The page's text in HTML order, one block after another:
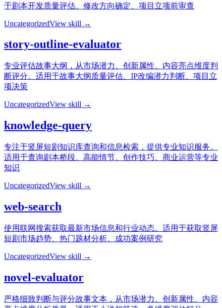
于剧本开发质量评估、修改方向确定、项目立项前审查
UncategorizedView skill →
story-outline-evaluator
专业评估故事大纲，从市场潜力、创新属性、内容亮点维度判
断评分。适用于故事大纲质量评估、IP改编潜力判断、项目立
项决策
UncategorizedView skill →
knowledge-query
专注于竖屏短剧知识库查询和信息检索，提供专业知识服务。
适用于查询剧本桥段、高能情节、创作技巧、商业运营等专业
知识
UncategorizedView skill →
web-search
使用联网搜索获取最新市场信息和行业动态。适用于获取竖屏
短剧市场趋势、热门题材分析、成功案例研究
UncategorizedView skill →
novel-evaluator
严格细致判断与评分故事文本，从市场潜力、创新属性、内容